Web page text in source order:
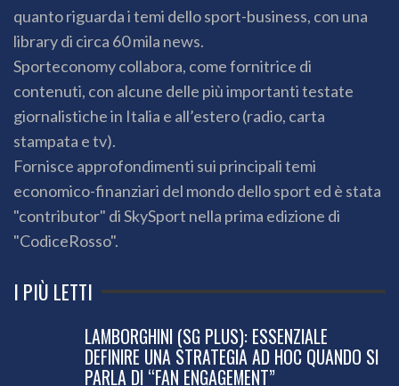
quanto riguarda i temi dello sport-business, con una
library di circa 60 mila news.
Sporteconomy collabora, come fornitrice di
contenuti, con alcune delle più importanti testate
giornalistiche in Italia e all’estero (radio, carta
stampata e tv).
Fornisce approfondimenti sui principali temi
economico-finanziari del mondo dello sport ed è stata
"contributor" di SkySport nella prima edizione di
"CodiceRosso".
I PIÙ LETTI
LAMBORGHINI (SG PLUS): ESSENZIALE
DEFINIRE UNA STRATEGIA AD HOC QUANDO SI
PARLA DI “FAN ENGAGEMENT”